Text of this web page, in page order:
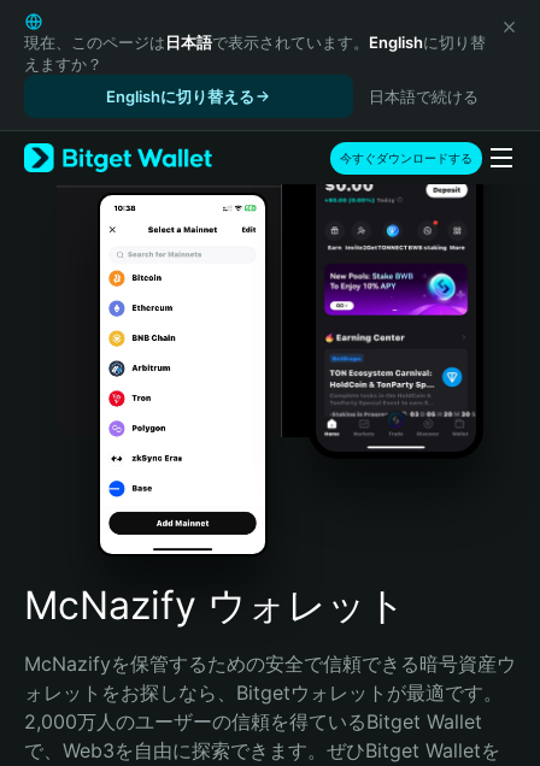
English
日本語
Tiếng Việt
Español (Latinoamérica)
Türkçe
Italiano
Português (Portugal)
Bahasa Indonesia
Português (Brasil)
Español (Argentina)
現在、このページは日本語で表示されています。 Englishに切り替
えますか？
Englishに切り替える
日本語で続ける
今すぐダウンロードする
McNazify ウォレット
McNazifyを保管するための安全で信頼できる暗号資産ウ
ォレットをお探しなら、Bitgetウォレットが最適です。
2,000万人のユーザーの信頼を得ているBitget Wallet
で、Web3を自由に探索できます。ぜひBitget Walletを